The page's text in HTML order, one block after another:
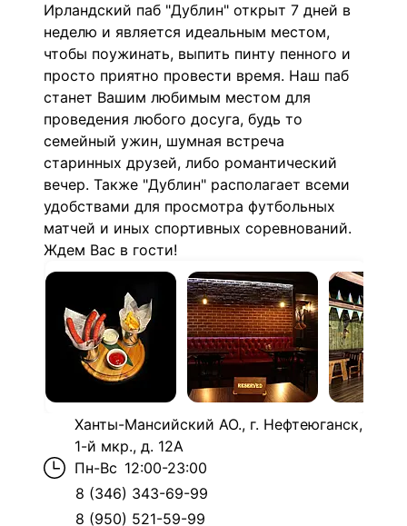
Ирландский паб "Дублин" открыт 7 дней в
неделю и является идеальным местом,
чтобы поужинать, выпить пинту пенного и
просто приятно провести время. Наш паб
станет Вашим любимым местом для
проведения любого досуга, будь то
семейный ужин, шумная встреча
старинных друзей, либо романтический
вечер. Также "Дублин" располагает всеми
удобствами для просмотра футбольных
матчей и иных спортивных соревнований.
Ждем Вас в гости!
Ханты-Мансийский АО., г. Нефтеюганск,
1-й мкр., д. 12А
Пн-Вс 12:00-23:00
8 (346) 343-69-99
8 (950) 521-59-99